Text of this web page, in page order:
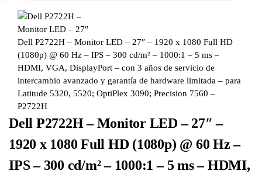
Dell P2722H – Monitor LED – 27″ – 1920 x 1080 Full HD
(1080p) @ 60 Hz – IPS – 300 cd/m² – 1000:1 – 5 ms –
HDMI, VGA, DisplayPort – con 3 años de servicio de
intercambio avanzado y garantía de hardware limitada – para
Latitude 5320, 5520; OptiPlex 3090; Precision 7560 –
P2722H
Dell P2722H – Monitor LED – 27″ –
1920 x 1080 Full HD (1080p) @ 60 Hz –
IPS – 300 cd/m² – 1000:1 – 5 ms – HDMI,